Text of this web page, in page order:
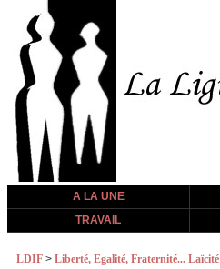
A LA UNE
TRAVAIL
LDIF > Liberté, Egalité, Fraternité... Laïcité